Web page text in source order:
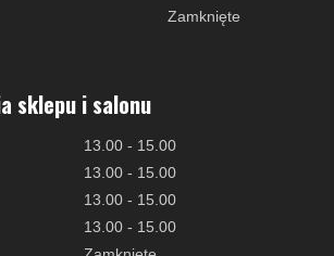
Zamknięte
sklepu i salonu
13.00 - 15.00
13.00 - 15.00
13.00 - 15.00
13.00 - 15.00